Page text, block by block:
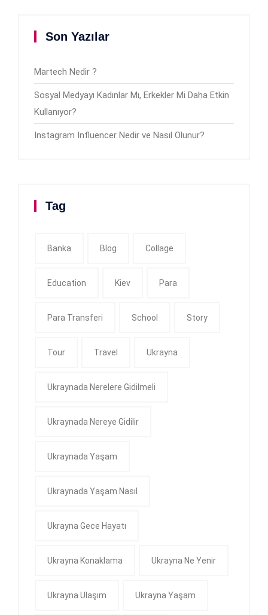
Son Yazılar
Martech Nedir ?
Sosyal Medyayı Kadınlar Mı, Erkekler Mi Daha Etkin
Kullanıyor?
Instagram Influencer Nedir ve Nasıl Olunur?
Tag
Banka Blog Collage
Education Kiev Para
Para Transferi School Story
Tour Travel Ukrayna
Ukraynada Nerelere Gidilmeli
Ukraynada Nereye Gidilir
Ukraynada Yaşam
Ukraynada Yaşam Nasıl
Ukrayna Gece Hayatı
Ukrayna Konaklama Ukrayna Ne Yenir
Ukrayna Ulaşım Ukrayna Yaşam